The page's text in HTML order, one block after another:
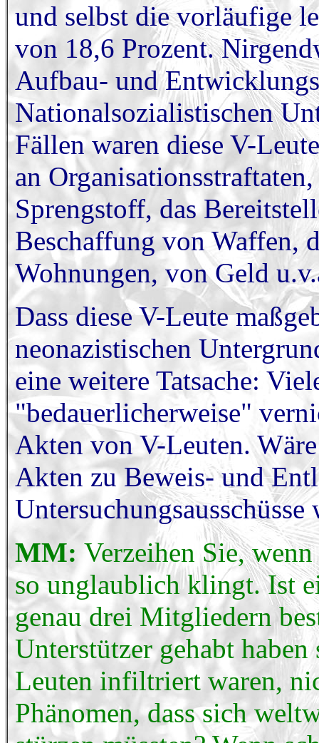
und selbst die vorläufige
von 18,6 Prozent.
Aufbau- und
Nationalsozialistischen
Fällen waren diese V-
an
Sprengstoff, das
Beschaffung von Waffen,
Wohnungen, von Geld
Dass diese V-Leute
neonazistischen
eine weitere Tatsache:
"bedauerlicherweise"
Akten von V-Leuten. Wäre
Akten zu Beweis- und
MM: Verzeihen Sie,
so unglaublich klingt. Ist
genau drei Mitgliedern
Unterstützer gehabt
Leuten infiltriert waren,
Phänomen, dass sich